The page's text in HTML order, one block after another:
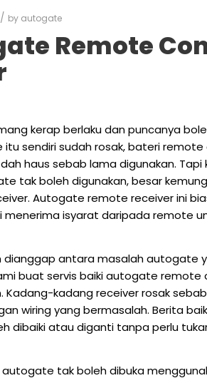
/ by autogate
Remote
kerap berlaku dan puncanya
sendiri sudah rosak, bateri
haus sebab lama digunakan. Tapi
tak boleh digunakan, besar
Autogate remote receiver ini
isyarat daripada remote
dianggap antara masalah autogate
buat servis baiki autogate
kadang receiver rosak
wiring yang bermasalah. Berita
dibaiki atau diganti tanpa perlu
tak boleh dibuka